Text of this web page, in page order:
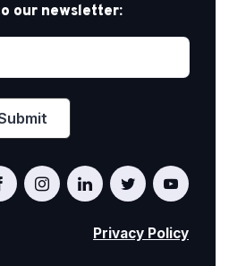
our newsletter:
Privacy Policy